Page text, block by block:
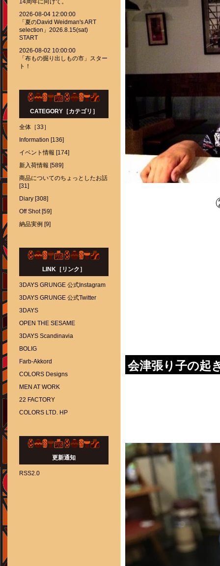
会津張り子の起
14周年に向けて。
2026-08-04 12:00:00
「夏のDavid Weidman's ART
selection」2026.8.15(sat)
START
2026-08-02 10:00:00
「布もの掘り出しもの市」スター
ト！
CATEGORY［カテゴリ］
全体［33］
Information [136]
イベント情報 [174]
新入荷情報 [589]
商品についてのちょっとしたお話
[31]
Diary [308]
Off Shot [59]
納品実例 [9]
LINK［リンク］
3DAYS GRUNGE 公式Instagram
3DAYS GRUNGE 公式Twitter
3DAYS
OPEN THE SESAME
3DAYS Scandinavia
BOLIG
Farb-Akkord
COLORS Designs
MEN AT WORK
22 FACTORY
COLORS LTD. HP
更新通知
RSS2.0